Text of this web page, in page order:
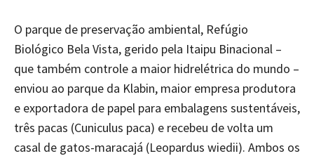
O parque de preservação ambiental, Refúgio
Biológico Bela Vista, gerido pela Itaipu Binacional –
que também controle a maior hidrelétrica do mundo –
enviou ao parque da Klabin, maior empresa produtora
e exportadora de papel para embalagens sustentáveis,
três pacas (Cuniculus paca) e recebeu de volta um
casal de gatos-maracajá (Leopardus wiedii). Ambos os